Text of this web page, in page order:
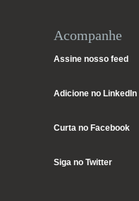
Acompanhe
Assine nosso feed
Adicione no LinkedIn
Curta no Facebook
Siga no Twitter